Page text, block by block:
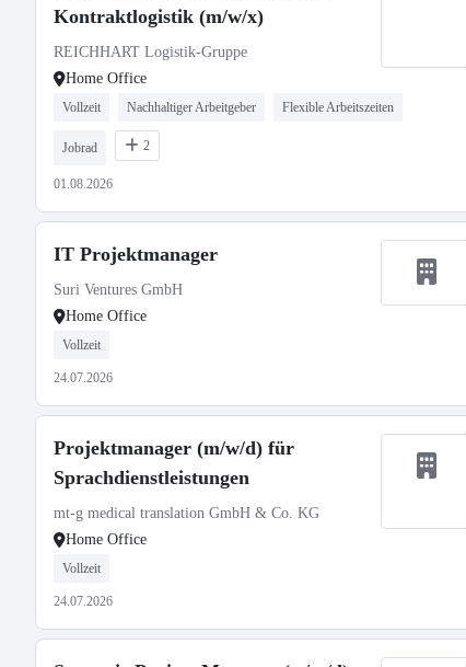
Kontraktlogistik (m/w/x)
REICHHART Logistik-Gruppe
Home Office
Vollzeit Nachhaltiger Arbeitgeber Flexible Arbeitszeiten
Jobrad 2
01.08.2026
IT Projektmanager
Suri Ventures GmbH
Home Office
Vollzeit
24.07.2026
Projektmanager (m/w/d) für
Sprachdienstleistungen
mt-g medical translation GmbH & Co. KG
Home Office
Vollzeit
24.07.2026